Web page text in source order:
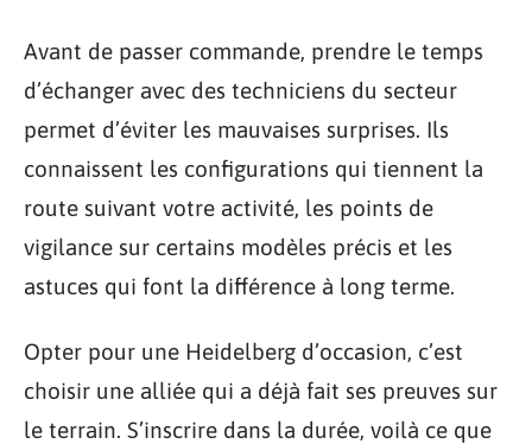
Avant de passer commande, prendre le temps
d’échanger avec des techniciens du secteur
permet d’éviter les mauvaises surprises. Ils
connaissent les configurations qui tiennent la
route suivant votre activité, les points de
vigilance sur certains modèles précis et les
astuces qui font la différence à long terme.
Opter pour une Heidelberg d’occasion, c’est
choisir une alliée qui a déjà fait ses preuves sur
le terrain. S’inscrire dans la durée, voilà ce que